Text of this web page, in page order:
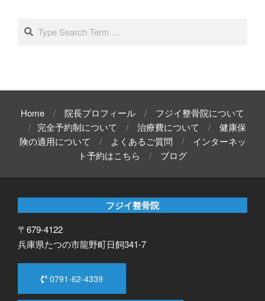
ブSearch
Home 院長プロフィール
フジイ整骨院について
完全予約制について
治療費について
健康保
険の適用について
よくあるご質問
インターネッ
ト予約はこちら
ブログ
フジイ整骨院
〒679-4122
兵庫県たつの市龍野町日飼341-7
0791-62-4339